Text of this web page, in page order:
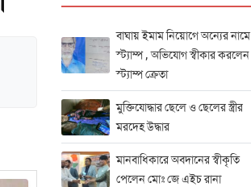
বাঘায় ইমাম নিয়োগে অন্যের নামে
স্ট্যাম্প , অভিযোগ স্বীকার করলেন
স্ট্যাম্প ক্রেতা
মুক্তিযোদ্ধার ছেলে ও ছেলের স্ত্রীর
মরদেহ উদ্ধার
মানবাধিকারে অবদানের স্বীকৃতি
পেলেন মোঃ জে এইচ রানা